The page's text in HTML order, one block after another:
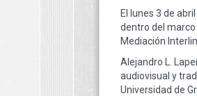
El lunes 3 de
dentro del marco
Mediación
Alejandro L.
audiovisual y
Universidad de